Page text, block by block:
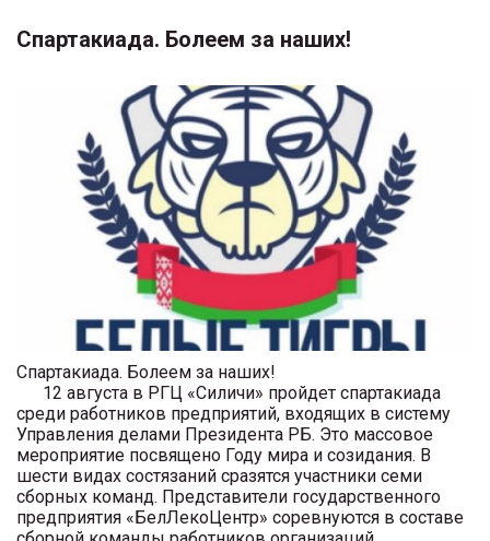
Спартакиада. Болеем за наших!
Спартакиада. Болеем за наших!
12 августа в РГЦ «Силичи» пройдет спартакиада
среди работников предприятий, входящих в систему
Управления делами Президента РБ. Это массовое
мероприятие посвящено Году мира и созидания. В
шести видах состязаний сразятся участники семи
сборных команд. Представители государственного
предприятия «БелЛекоЦентр» соревнуются в составе